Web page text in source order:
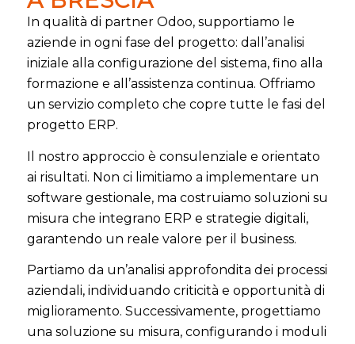
In qualità di partner Odoo, supportiamo le
aziende in ogni fase del progetto: dall’analisi
iniziale alla configurazione del sistema, fino alla
formazione e all’assistenza continua. Offriamo
un servizio completo che copre tutte le fasi del
progetto ERP.
Il nostro approccio è consulenziale e orientato
ai risultati. Non ci limitiamo a implementare un
software gestionale, ma costruiamo soluzioni su
misura che integrano ERP e strategie digitali,
garantendo un reale valore per il business.
Partiamo da un’analisi approfondita dei processi
aziendali, individuando criticità e opportunità di
miglioramento. Successivamente, progettiamo
una soluzione su misura, configurando i moduli